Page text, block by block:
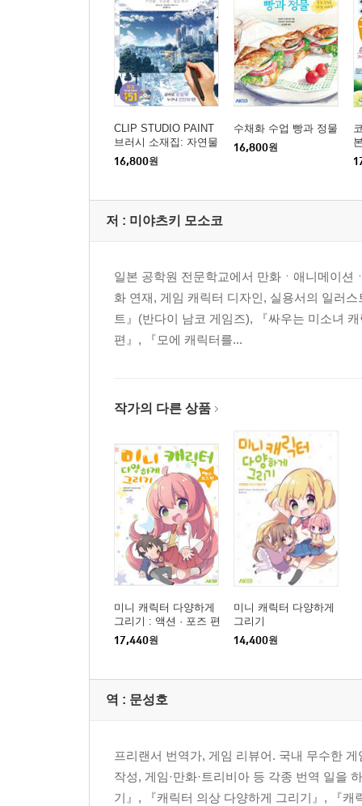
정리… 얼굴과 등신의 밸런스를 맞추자!
칼럼 쓰개를 그려 보자!
제5장 미니 캐릭터의 기분을 표현하자
얼굴 표정과 전신 포즈로 감정을 표현하자!
화난 기분을 표현하자…「분노(怒)」
슬픈 기분을 표현하자…「슬픔(哀)」
부끄러울 때의 기분을 표현하자…「부끄러움(照)」
보여주는 방법을 연구해 더욱 스텝 업!
제6장 실천편 펜을 들고 그려보자!
2.5등신 캐릭터 그리기 ? 수영복 차림의 포즈
2.5등신 캐릭터 그리기 ? 돌아보는 포즈
2등신 캐릭터 그리기 ? 유카타 차림의 선 포즈
3등신 캐릭터 그리기 ? 철퍼덕 주저앉은 포즈
CLIP STUDIO PAINT
브러시 소재집: 자연물
· 인공물 · 질감 효과
16,800원
수채화 수업 빵과 정물
16,800원
저 : 미야츠키 모소코
일본 공학원 전문학교에서 만화ㆍ애니메이션
화 연재, 게임 캐릭터 디자인, 실용서의 일러
트』(반다이 남코 게임즈), 『싸우는 미소녀
편』, 『모에 캐릭터를...
작가의 다른 상품
미니 캐릭터 다양하게
그리기 : 액션 · 포즈 편
17,440원
미니 캐릭터 다양하게
그리기
14,400원
역 : 문성호
프리랜서 번역가, 게임 리뷰어. 국내 무수한
작성, 게임·만화·트리비아 등 각종 번역 일을
기』, 『캐릭터 의상 다양하게 그리기』, 『